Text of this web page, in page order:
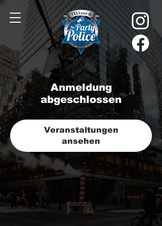
Anmeldung
abgeschlossen
Veranstaltungen
ansehen